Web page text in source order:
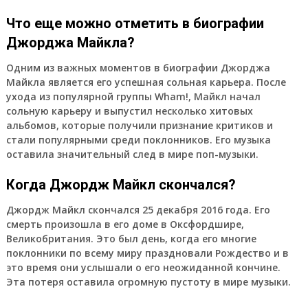
Что еще можно отметить в биографии
Джорджа Майкла?
Одним из важных моментов в биографии Джорджа
Майкла является его успешная сольная карьера. После
ухода из популярной группы Wham!, Майкл начал
сольную карьеру и выпустил несколько хитовых
альбомов, которые получили признание критиков и
стали популярными среди поклонников. Его музыка
оставила значительный след в мире поп-музыки.
Когда Джордж Майкл скончался?
Джордж Майкл скончался 25 декабря 2016 года. Его
смерть произошла в его доме в Оксфордшире,
Великобритания. Это был день, когда его многие
поклонники по всему миру праздновали Рождество и в
это время они услышали о его неожиданной кончине.
Эта потеря оставила огромную пустоту в мире музыки.